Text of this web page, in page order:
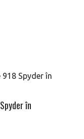
în